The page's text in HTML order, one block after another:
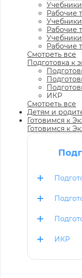
Рабочие
Учебники
Рабочие
Учебники
Рабочие
Смотреть все
Подготовка к
ИКР
Смотреть все
Детям и
Готовимся к
Готовимся к
ИКР